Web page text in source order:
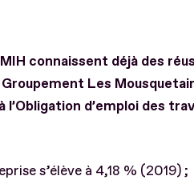
connaissent déjà des
Les
d’emploi des
s’élève à 4,18 % (2019) ;